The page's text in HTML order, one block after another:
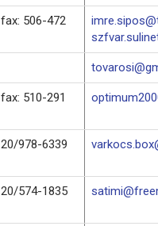
fax: 506-472
fax: 510-291
20/978-6339
20/574-1835